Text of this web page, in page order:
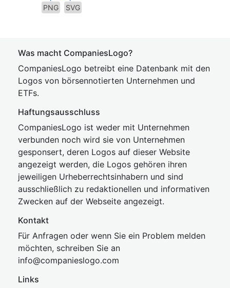
PNG
SVG
Was macht CompaniesLogo?
CompaniesLogo betreibt eine Datenbank mit den
Logos von börsennotierten Unternehmen und
ETFs.
Haftungsausschluss
CompaniesLogo ist weder mit Unternehmen
verbunden noch wird sie von Unternehmen
gesponsert, deren Logos auf dieser Website
angezeigt werden, die Logos gehören ihren
jeweiligen Urheberrechtsinhabern und sind
ausschließlich zu redaktionellen und informativen
Zwecken auf der Webseite angezeigt.
Kontakt
Für Anfragen oder wenn Sie ein Problem melden
möchten, schreiben Sie an
info@companieslogo.com
Links